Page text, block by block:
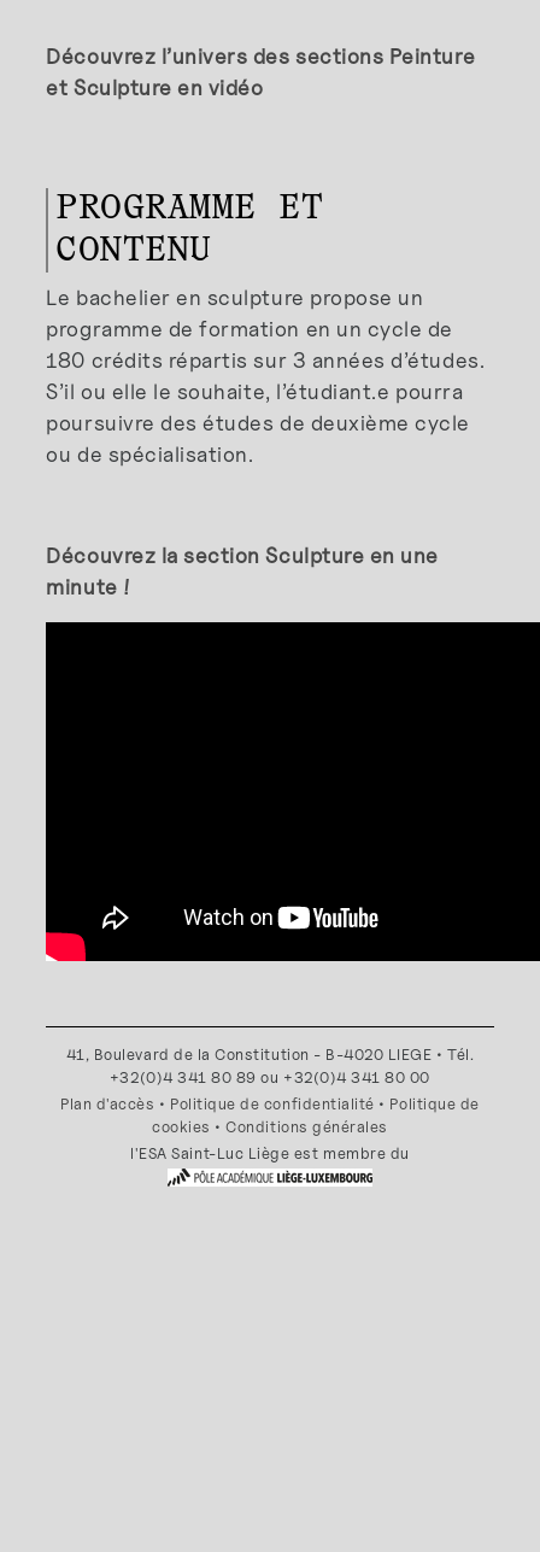
Découvrez l’univers des sections Peinture
et Sculpture en vidéo
PROGRAMME ET
CONTENU
Le bachelier en sculpture propose un
programme de formation en un cycle de
180 crédits répartis sur 3 années d’études.
S’il ou elle le souhaite, l’étudiant.e pourra
poursuivre des études de deuxième cycle
ou de spécialisation.
Découvrez la section Sculpture en une
minute !
41, Boulevard de la Constitution - B-4020 LIEGE • Tél.
+32(0)4 341 80 89 ou +32(0)4 341 80 00
Plan d'accès • Politique de confidentialité • Politique de
cookies •Conditions générales
l'ESA Saint-Luc Liège est membre du